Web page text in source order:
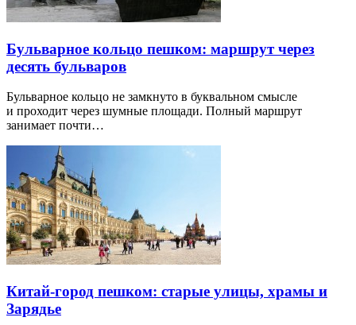
Бульварное кольцо пешком: маршрут через
десять бульваров
Бульварное кольцо не замкнуто в буквальном смысле
и проходит через шумные площади. Полный маршрут
занимает почти…
Китай-город пешком: старые улицы, храмы и
Зарядье